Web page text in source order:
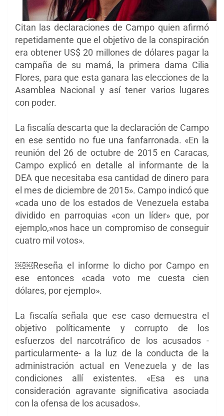
Citan las declaraciones de Campo quien afirmó
repetidamente que el objetivo de la conspiración
era obtener US$ 20 millones de dólares pagar la
campaña de su mamá, la primera dama Cilia
Flores, para que esta ganara las elecciones de la
Asamblea Nacional y así tener varios lugares
con poder.
La fiscalía descarta que la declaración de Campo
en ese sentido no fue una fanfarronada. «En la
reunión del 26 de octubre de 2015 en Caracas,
Campo explicó en detalle al informante de la
DEA que necesitaba esa cantidad de dinero para
el mes de diciembre de 2015». Campo indicó que
«cada uno de los estados de Venezuela estaba
dividido en parroquias «con un líder» que, por
ejemplo,»nos hace un compromiso de conseguir
cuatro mil votos».
￼￼Reseña el informe lo dicho por Campo en
ese entonces «cada voto me cuesta cien
dólares, por ejemplo».
La fiscalía señala que ese caso demuestra el
objetivo políticamente y corrupto de los
esfuerzos del narcotráfico de los acusados -
particularmente- a la luz de la conducta de la
administración actual en Venezuela y de las
condiciones allí existentes. «Esa es una
consideración agravante significativa asociada
con la ofensa de los acusados».